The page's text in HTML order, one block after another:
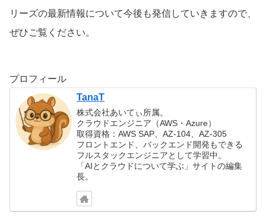
リーズの最新情報について今後も発信していきますので、
ぜひご覧ください。
プロフィール
TanaT
株式会社あいてぃ所属。
クラウドエンジニア（AWS・Azure）
取得資格：AWS SAP、AZ-104、AZ-305
フロントエンド、バックエンド開発もできる
フルスタックエンジニアとして学習中。
「AIとクラウドについて学ぶ」サイトの編集
長。